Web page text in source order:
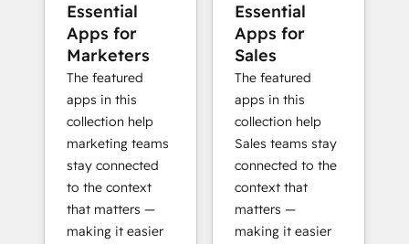
Essential
Apps for
Marketers
The featured
apps in this
collection help
marketing teams
stay connected
to the context
that matters —
making it easier
Essential
Apps for
Sales
The featured
apps in this
collection help
Sales teams stay
connected to the
context that
matters —
making it easier